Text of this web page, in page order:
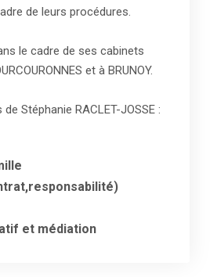
de leurs procédures.
le cadre de ses cabinets
et à BRUNOY.
Stéphanie RACLET-JOSSE :
et médiation